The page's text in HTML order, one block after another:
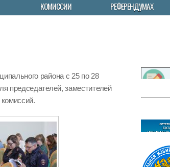
КОМИССИИ
РЕФЕРЕНДУМАХ
района с 25 по 28
председателей, заместителей